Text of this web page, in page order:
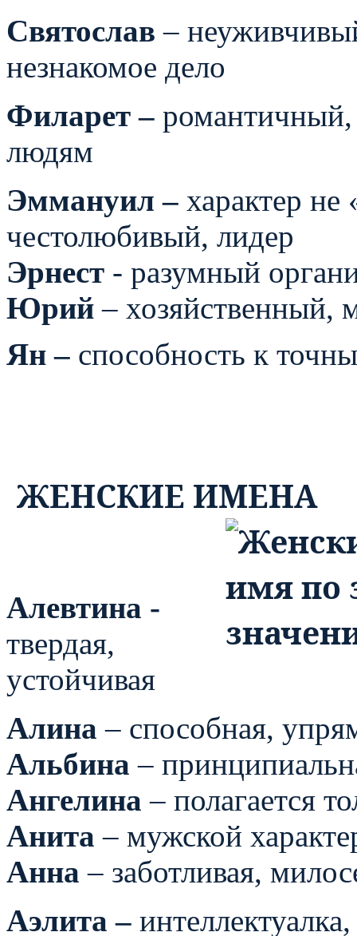
Святослав –
незнакомое дело
Филарет –
людям
Эммануил – характер
честолюбивый, лидер
Эрнест - разумный
Юрий – хозяйственный,
Ян – способность к
ЖЕНСКИЕ ИМЕНА
Алевтина -
твердая,
устойчивая
Алина – способная,
Альбина –
Ангелина – полагается
Анита – мужской
Анна – заботливая,
Аэлита –